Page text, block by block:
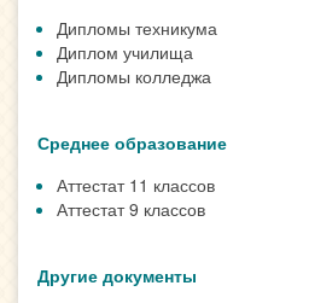
Дипломы техникума
Диплом училища
Дипломы колледжа
Среднее образование
Аттестат 11 классов
Аттестат 9 классов
Другие документы